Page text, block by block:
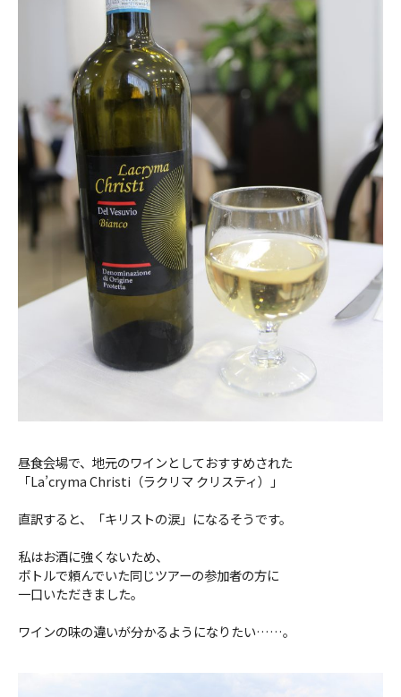
昼食会場で、地元のワインとしておすすめされた
「La’cryma Christi（ラクリマ クリスティ）」
直訳すると、「キリストの涙」になるそうです。
私はお酒に強くないため、
ボトルで頼んでいた同じツアーの参加者の方に
一口いただきました。
ワインの味の違いが分かるようになりたい……。